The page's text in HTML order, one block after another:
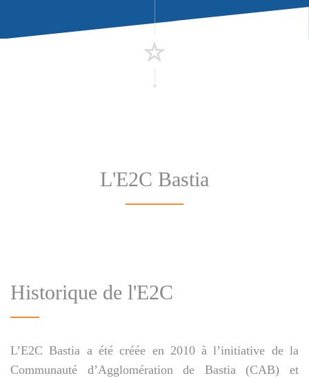
L'E2C Bastia
Historique de l'E2C
L’E2C Bastia a été créée en 2010 à l’initiative de la
Communauté d’Agglomération de Bastia (CAB) et